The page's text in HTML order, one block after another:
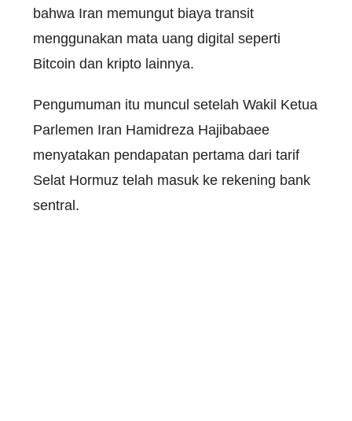
bahwa Iran memungut biaya transit
menggunakan mata uang digital seperti
Bitcoin dan kripto lainnya.
Pengumuman itu muncul setelah Wakil Ketua
Parlemen Iran Hamidreza Hajibabaee
menyatakan pendapatan pertama dari tarif
Selat Hormuz telah masuk ke rekening bank
sentral.